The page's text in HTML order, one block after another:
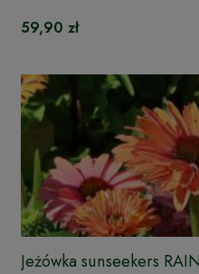
59,90 zł
Jeżówka sunseekers